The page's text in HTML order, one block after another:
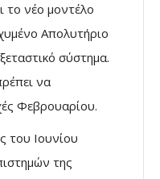
το νέο μοντέλο
Απολυτήριο
σύστημα.
να
Φεβρουαρίου.
του Ιουνίου
της